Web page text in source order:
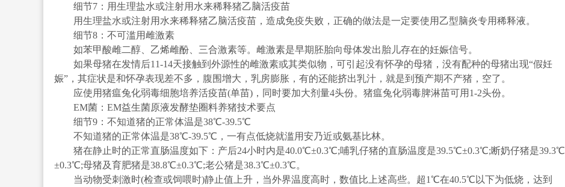
细节7：用生理盐水或注射用水来稀释猪乙脑活疫苗
用生理盐水或注射用水来稀释猪乙脑活疫苗，造成免疫失败，正确的做法是一定要使用乙型脑炎专用稀释液。
细节8：不可滥用雌激素
如苯甲酸雌二醇、乙烯雌酚、三合激素等。雌激素是早期胚胎向母体发出胎儿存在的妊娠信号。
如果母猪在发情后11-14天接触到外源性的雌激素或其类似物，可引起没有怀孕的母猪，没有配种的母猪出现“假妊
娠”，其症状是和怀孕表现差不多，腹围增大，乳房膨胀，有的还能挤出乳汁，就是到预产期不产猪，空了。
应使用猪瘟兔化弱毒细胞培养活疫苗(单苗)，同时要加大剂量4头份。猪瘟兔化弱毒脾淋苗可用1-2头份。
EM菌：EM益生菌原液发酵垫圈料养猪技术要点
细节9：不知道猪的正常体温是38℃-39.5℃
不知道猪的正常体温是38℃-39.5℃，一有点低烧就滥用安乃近或氨基比林。
猪在静止时的正常直肠温度如下：产后24小时内是40.0℃±0.3℃;哺乳仔猪的直肠温度是39.5℃±0.3℃;断奶仔猪是39.3℃
±0.3℃;母猪及育肥猪是38.8℃±0.3℃;老公猪是38.3℃±0.3℃。
当动物受刺激时(检查或饲喂时)静止值上升，当外界温度高时，数值比上述高些。超1℃在40.5℃以下为低烧，达到